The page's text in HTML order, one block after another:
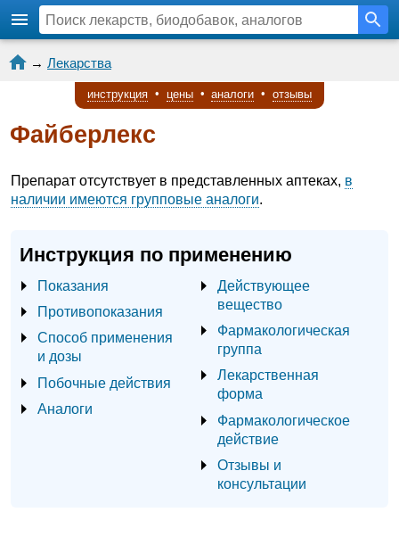
→ Лекарства
инструкция • цены • аналоги • отзывы
Файберлекс
Препарат отсутствует в представленных аптеках, в
наличии имеются групповые аналоги.
Инструкция по применению
Показания
Противопоказания
Способ применения
и дозы
Побочные действия
Аналоги
Действующее
вещество
Фармакологическая
группа
Лекарственная
форма
Фармакологическое
действие
Отзывы и
консультации